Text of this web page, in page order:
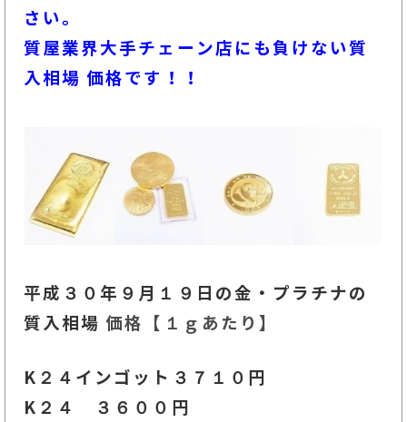
さい。
質屋業界大手チェーン店にも負けない質
入相場 価格です！！
平成３０年９月１９ 日の金・プラチナの
質入相場価格【１ｇあたり】
K２４インゴット３７１０円
K２４ ３６００ 円